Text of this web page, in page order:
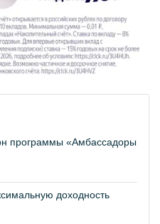
программы «Амбассадоры
доходность